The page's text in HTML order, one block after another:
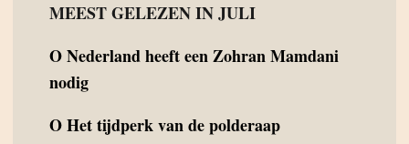
MEEST GELEZEN IN JULI
ONederland heeft een Zohran Mamdani
nodig
OHet tijdperk van de polderaap